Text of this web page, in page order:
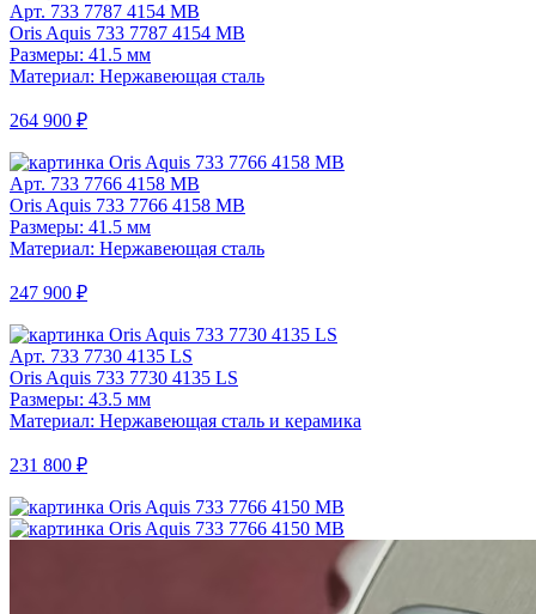
Арт. 733 7787 4154 MB
Oris Aquis 733 7787 4154 MB
Размеры: 41.5 мм
Материал: Нержавеющая сталь
264 900 ₽
Арт. 733 7766 4158 MB
Oris Aquis 733 7766 4158 MB
Размеры: 41.5 мм
Материал: Нержавеющая сталь
247 900 ₽
Арт. 733 7730 4135 LS
Oris Aquis 733 7730 4135 LS
Размеры: 43.5 мм
Материал: Нержавеющая сталь и керамика
231 800 ₽